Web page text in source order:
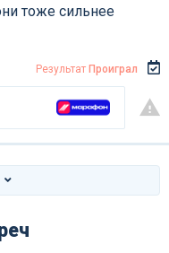
тоже сильнее
Результат Проиграл